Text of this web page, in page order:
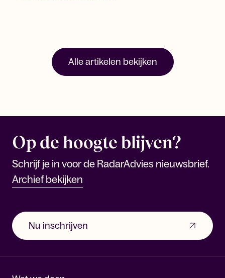
Alle artikelen bekijken
Op de hoogte blijven?
Schrijf je in voor de RadarAdvies nieuwsbrief.
Archief bekijken
Nu inschrijven